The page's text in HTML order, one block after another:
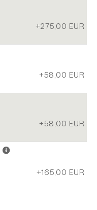
+275,00 EUR
+58,00 EUR
+58,00 EUR
+165,00 EUR